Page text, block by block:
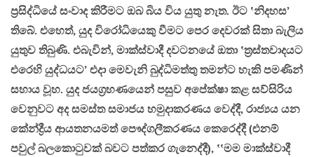
ප්‍රසිද්ධියේ සංවාද කිරීමට ඔබ බිය විය යුතු නැත. ඊට ‛නිදහස’
තිබේ. එහෙත්, යුද විරෝධියෙකු වීමට පෙර දෙවරක් සිතා බැලිය
යුතුව තිබුණි. එබැවින්, මාක්ස්වාදී දවටනයේ ඔතා ‛ත්‍රස්තවාදයට
එරෙහි යුද්ධයට’ එදා මෙවැනි බුද්ධිමත්තු තමන්ට හැකි පමණින්
සහාය වූහ. යුද ජයග්‍රහණයෙන් පසුව අපේක්ෂා කළ සව්සිරිය
වෙනුවට අද සමස්ත සමාජය හමුදාකරණය වෙද්දී, රාජ්‍යය යන
කේන්ද්‍රීය ආයතනයමත් පෞද්ගලීකරණය කෙරෙද්දී (එනම්
පවුල් බලකොටුවක් බවට පත්කර ගැනෙද්දී), ‛‛මම මාක්ස්වාදී